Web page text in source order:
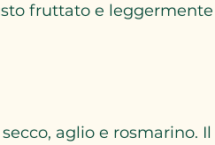
fruttato e leggermente
aglio e rosmarino.